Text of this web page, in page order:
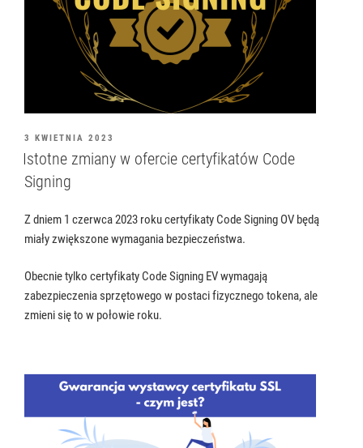
OPUBLIKOWANE
W
3 KWIETNIA 2023
Istotne zmiany w ofercie certyfikatów Code
Signing
Z dniem 1 czerwca 2023 roku certyfikaty Code Signing OV będą
miały zwiększone wymagania bezpieczeństwa.
Obecnie tylko certyfikaty Code Signing EV wymagają
zabezpieczenia sprzętowego w postaci fizycznego tokena, ale
zmieni się to w połowie roku.